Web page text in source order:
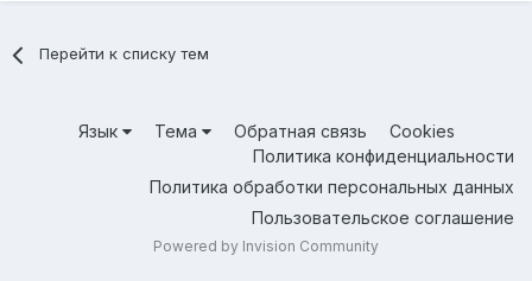
Перейти к списку тем
Язык Тема Обратная связь
Cookies
Политика конфиденциальности
Политика обработки персональных данных
Пользовательское соглашение
Powered by Invision Community